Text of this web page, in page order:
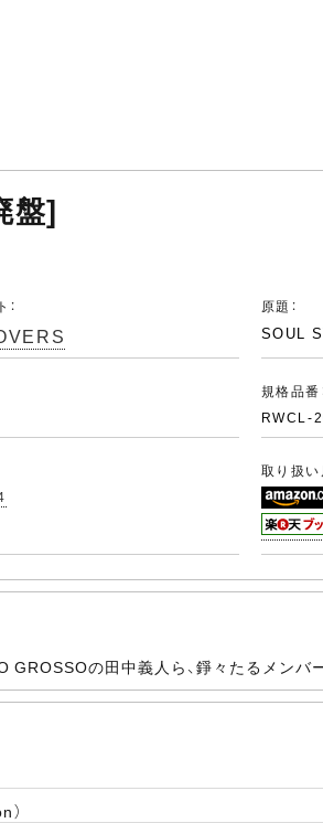
盤]
原題：
SOUL
規格品番
RWCL-
取り扱い
の田中義人ら、錚々たるメンバ